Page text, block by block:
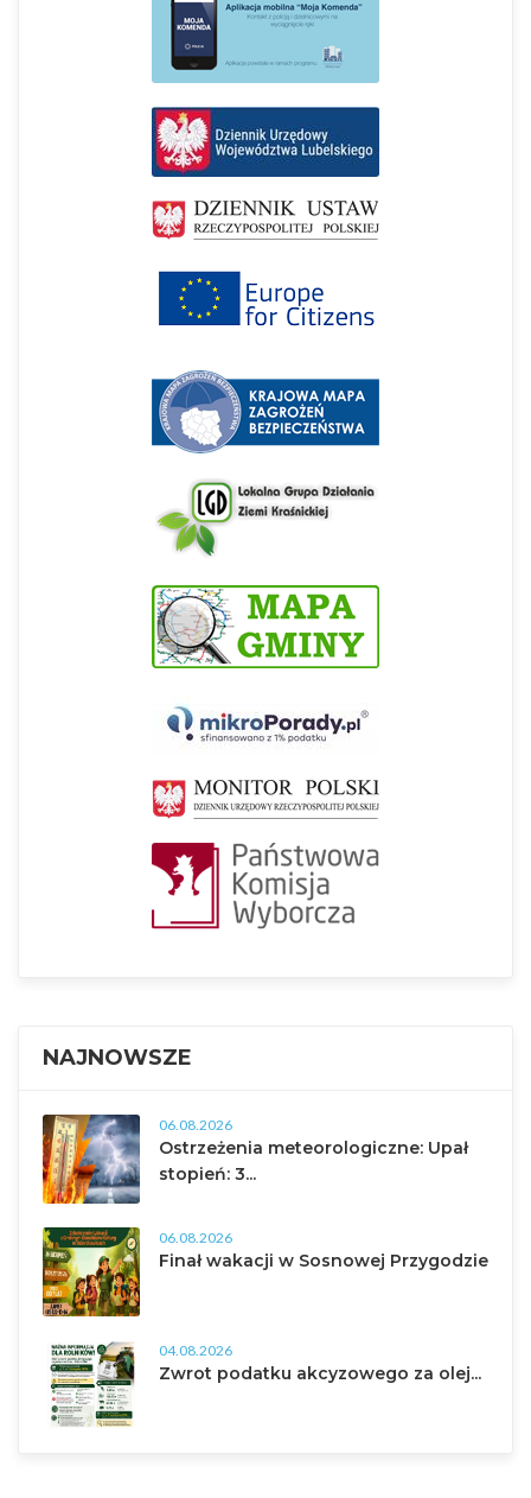
NAJNOWSZE
06.08.2026
Ostrzeżenia meteorologiczne: Upał
stopień: 3...
06.08.2026
Finał wakacji w Sosnowej Przygodzie
04.08.2026
Zwrot podatku akcyzowego za olej...